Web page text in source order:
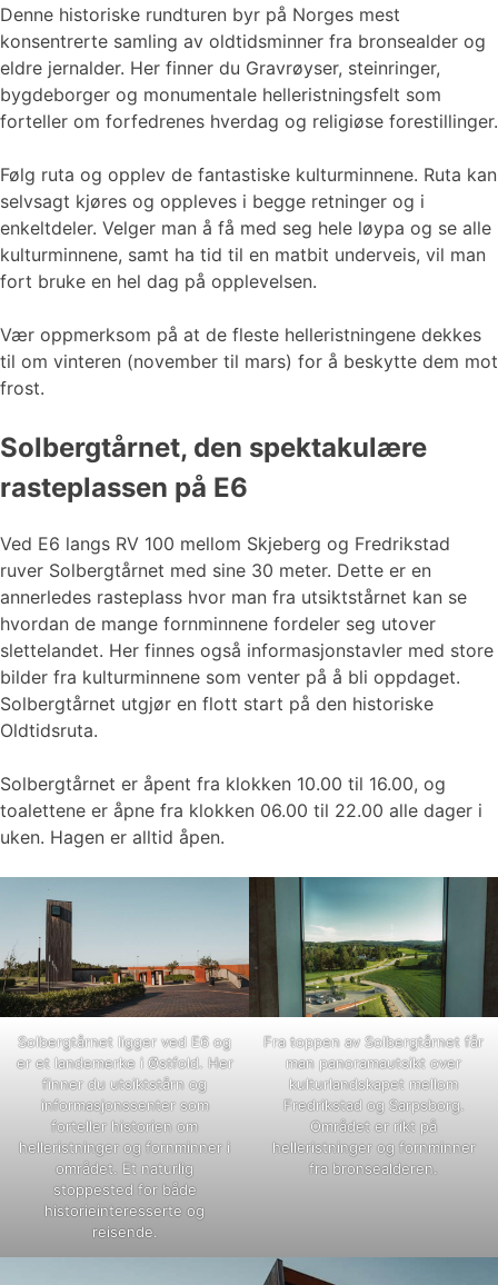
Denne historiske rundturen byr på Norges mest
konsentrerte samling av oldtidsminner fra bronsealder og
eldre jernalder. Her finner du Gravrøyser, steinringer,
bygdeborger og monumentale helleristningsfelt som
forteller om forfedrenes hverdag og religiøse forestillinger.
Følg ruta og opplev de fantastiske kulturminnene. Ruta kan
selvsagt kjøres og oppleves i begge retninger og i
enkeltdeler. Velger man å få med seg hele løypa og se alle
kulturminnene, samt ha tid til en matbit underveis, vil man
fort bruke en hel dag på opplevelsen.
Vær oppmerksom på at de fleste helleristningene dekkes
til om vinteren (november til mars) for å beskytte dem mot
frost.
Solbergtårnet, den spektakulære
rasteplassen på E6
Ved E6 langs RV 100 mellom Skjeberg og Fredrikstad
ruver Solbergtårnet med sine 30 meter. Dette er en
annerledes rasteplass hvor man fra utsiktstårnet kan se
hvordan de mange fornminnene fordeler seg utover
slettelandet. Her finnes også informasjonstavler med store
bilder fra kulturminnene som venter på å bli oppdaget.
Solbergtårnet utgjør en flott start på den historiske
Oldtidsruta.
Solbergtårnet er åpent fra klokken 10.00 til 16.00, og
toalettene er åpne fra klokken 06.00 til 22.00 alle dager i
uken. Hagen er alltid åpen.
Solbergtårnet ligger ved E6 og
er et landemerke i Østfold. Her
finner du utsiktstårn og
informasjonssenter som
forteller historien om
helleristninger og fornminner i
området. Et naturlig
stoppested for både
historieinteresserte og
reisende.
Fra toppen av Solbergtårnet får
man panoramautsikt over
kulturlandskapet mellom
Fredrikstad og Sarpsborg.
Området er rikt på
helleristninger og fornminner
fra bronsealderen.